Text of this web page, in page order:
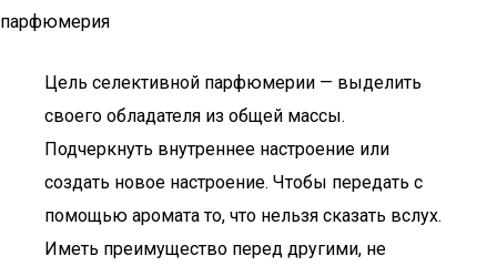
парфюмерия
Цель селективной парфюмерии — выделить
своего обладателя из общей массы.
Подчеркнуть внутреннее настроение или
создать новое настроение. Чтобы передать с
помощью аромата то, что нельзя сказать вслух.
Иметь преимущество перед другими, не